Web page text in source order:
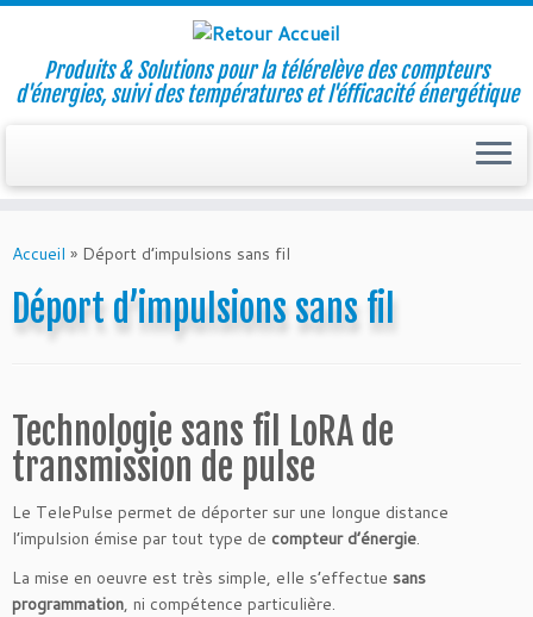
to
Produits & Solutions pour la télérelève des compteurs
d'énergies, suivi des températures et l'éfficacité énergétique
Accueil » Déport d’impulsions sans fil
Déport d’impulsions sans fil
Technologie sans fil LoRA de
transmission de pulse
Le TelePulse permet de déporter sur une longue distance
l’impulsion émise par tout type de compteur d’énergie.
La mise en oeuvre est très simple, elle s’effectue sans
programmation, ni compétence particulière.